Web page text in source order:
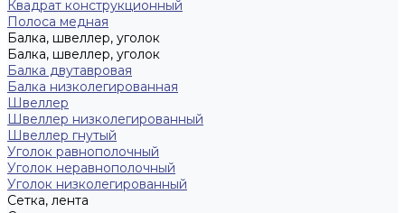
Квадрат конструкционный
Полоса медная
Балка, швеллер, уголок
Балка, швеллер, уголок
Балка двутавровая
Балка низколегированная
Швеллер
Швеллер низколегированный
Швеллер гнутый
Уголок равнополочный
Уголок неравнополочный
Уголок низколегированный
Сетка, лента